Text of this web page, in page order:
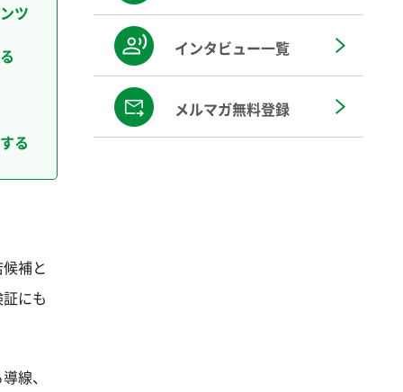
ツ
る
補と
にも
線、
インタビュー一覧
メルマガ無料登録